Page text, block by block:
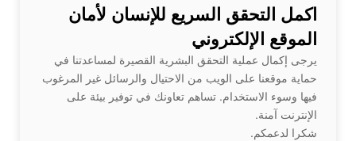
اكمل التحقق السريع للإنسان لأمان
الموقع الإلكتروني
يرجى إكمال عملية التحقق البشرية القصيرة لمساعدتنا في
حماية موقعنا على الويب من الاحتيال والرسائل غير المرغوب
فيها وسوء الاستخدام. تساهم تعاونك في توفير بيئة على
الإنترنت آمنة.
شكرا لدعمكم.